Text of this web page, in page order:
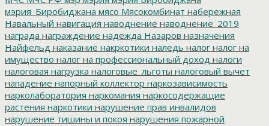
мэрия_Биробиджана мясо Мясокомбинат набережная
Навальный навигация наводнение наводнение_2019
награда награждение надежда Назаров назначения
Найфельд наказание накркотики наледь налог налог на
имущество налог на профессиональный доход налоги
налоговая нагрузка налоговые_льготы налоговый вычет
нападение напорный коллектор наркозависимость
нарколаборатория наркомания наркосодержащие
растения наркотики нарушение прав инвалидов
нарушение тишины и покоя нарушения пожарной